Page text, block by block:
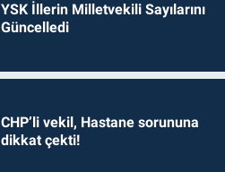
YSK İllerin Milletvekili Sayılarını
Güncelledi
CHP’li vekil, Hastane sorununa
dikkat çekti!